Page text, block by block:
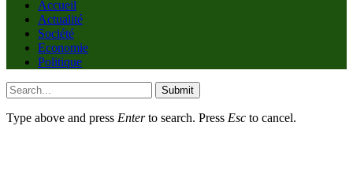
Accueil
Actualité
Société
Economie
Politique
Submit
Type above and press Enterto search. Press Esc to cancel.